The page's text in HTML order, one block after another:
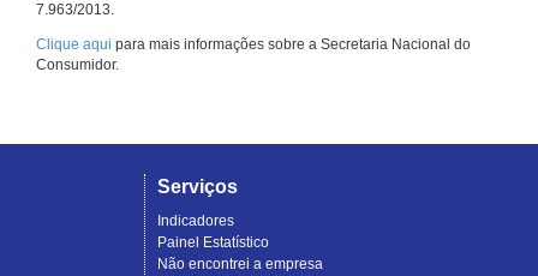
7.963/2013.
Clique aqui para mais informações sobre a Secretaria Nacional do
Consumidor.
Serviços
Indicadores
Painel Estatístico
Não encontrei a empresa